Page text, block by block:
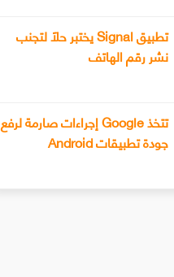
تطبيق Signal يختبر حلًا لتجنب
نشر رقم الهاتف
تتخذ Google إجراءات صارمة لرفع
جودة تطبيقات Android